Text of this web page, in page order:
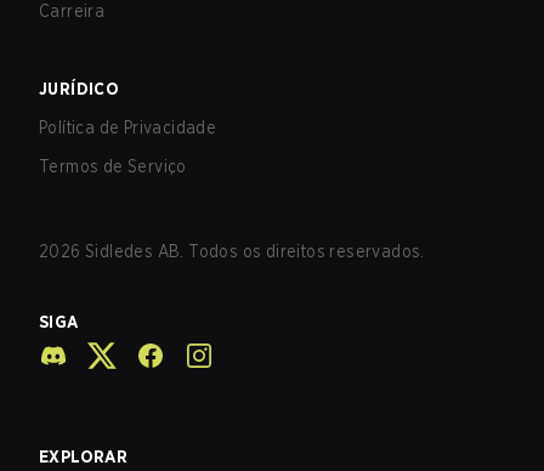
Carreira
JURÍDICO
Política de Privacidade
Termos de Serviço
2026 Sidledes AB. Todos os direitos reservados.
SIGA
EXPLORAR